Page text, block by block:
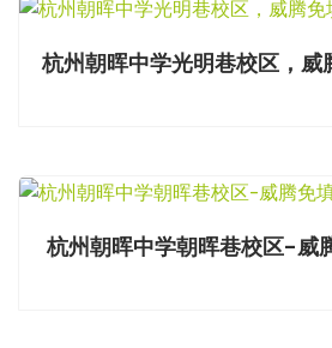
杭州朝晖中学光明巷校区，威
杭州朝晖中学朝晖巷校区-威